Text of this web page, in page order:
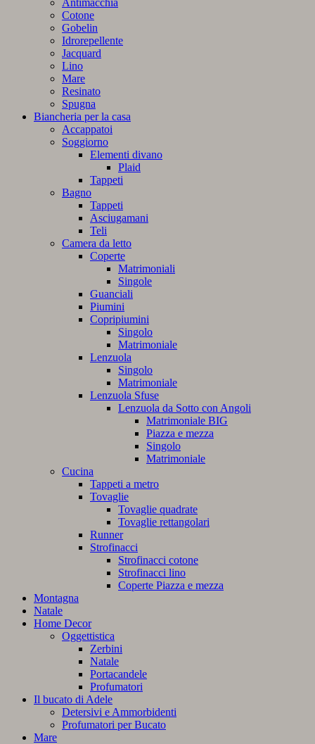
Antimacchia
Cotone
Gobelin
Idrorepellente
Jacquard
Lino
Mare
Resinato
Spugna
Biancheria per la casa
Accappatoi
Soggiorno
Elementi divano
Plaid
Tappeti
Bagno
Tappeti
Asciugamani
Teli
Camera da letto
Coperte
Matrimoniali
Singole
Guanciali
Piumini
Copripiumini
Singolo
Matrimoniale
Lenzuola
Singolo
Matrimoniale
Lenzuola Sfuse
Lenzuola da Sotto con Angoli
Matrimoniale BIG
Piazza e mezza
Singolo
Matrimoniale
Cucina
Tappeti a metro
Tovaglie
Tovaglie quadrate
Tovaglie rettangolari
Runner
Strofinacci
Strofinacci cotone
Strofinacci lino
Coperte Piazza e mezza
Montagna
Natale
Home Decor
Oggettistica
Zerbini
Natale
Portacandele
Profumatori
Il bucato di Adele
Detersivi e Ammorbidenti
Profumatori per Bucato
Mare